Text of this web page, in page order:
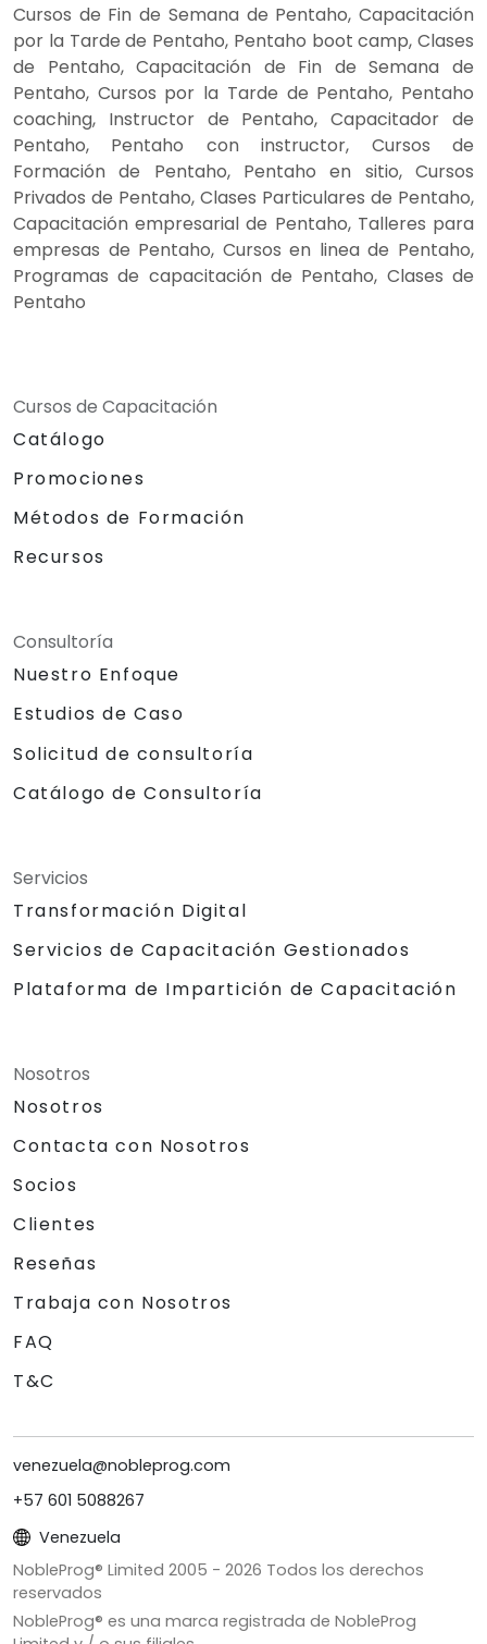
Cursos de Fin de Semana de Pentaho, Capacitación
por la Tarde de Pentaho, Pentaho boot camp, Clases
de Pentaho, Capacitación de Fin de Semana de
Pentaho, Cursos por la Tarde de Pentaho, Pentaho
coaching, Instructor de Pentaho, Capacitador de
Pentaho, Pentaho con instructor, Cursos de
Formación de Pentaho, Pentaho en sitio, Cursos
Privados de Pentaho, Clases Particulares de Pentaho,
Capacitación empresarial de Pentaho, Talleres para
empresas de Pentaho, Cursos en linea de Pentaho,
Programas de capacitación de Pentaho, Clases de
Pentaho
Cursos de Capacitación
Catálogo
Promociones
Métodos de Formación
Recursos
Consultoría
Nuestro Enfoque
Estudios de Caso
Solicitud de consultoría
Catálogo de Consultoría
Servicios
Transformación Digital
Servicios de Capacitación Gestionados
Plataforma de Impartición de Capacitación
Nosotros
Nosotros
Contacta con Nosotros
Socios
Clientes
Reseñas
Trabaja con Nosotros
FAQ
T&C
venezuela@nobleprog.com
+57 601 5088267
Venezuela
NobleProg® Limited 2005 - 2026 Todos los derechos
reservados
NobleProg® es una marca registrada de NobleProg